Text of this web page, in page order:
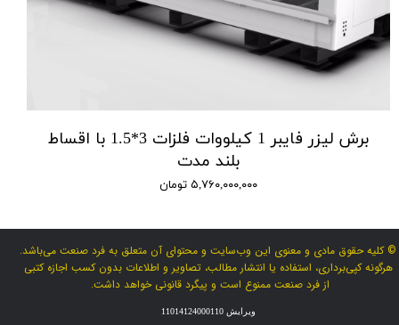
برش لیزر فایبر 1 کیلووات فلزات 3*1.5 با اقساط
بلند مدت
۵,۷۶۰,۰۰۰,۰۰۰ تومان
© کلیه حقوق مادی و معنوی این وب‌سایت و محتوای آن متعلق به فرد صنعت می‌باشد.
هرگونه کپی‌برداری، استفاده یا انتشار مطالب، تصاویر و اطلاعات بدون کسب اجازه کتبی
از فرد صنعت ممنوع است و پیگرد قانونی خواهد داشت.
ویرایش 11014124000110